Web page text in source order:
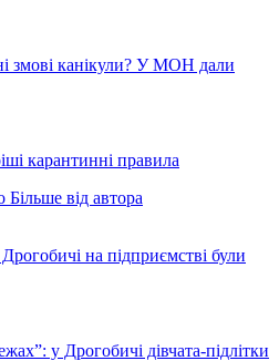
змові канікули? У МОН дали
карантинні правила
Більше від автора
на підприємстві були
у Дрогобичі дівчата-підлітки